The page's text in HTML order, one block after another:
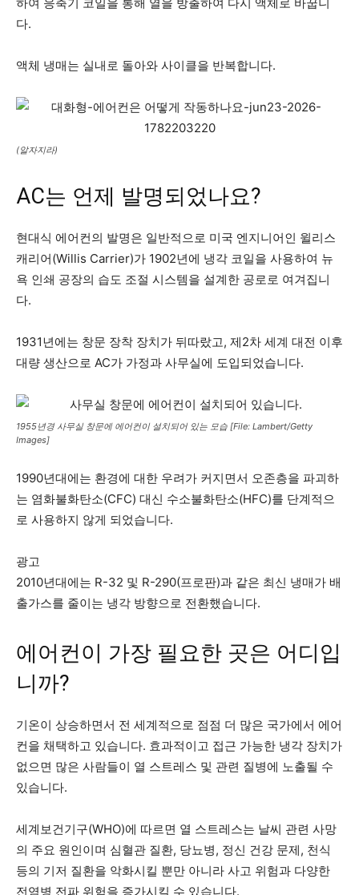
다.
액체 냉매는 실내로 돌아와 사이클을 반복합니다.
(알자지라)
AC는 언제 발명되었나요?
현대식 에어컨의 발명은 일반적으로 미국 엔지니어인 윌리스
캐리어(Willis Carrier)가 1902년에 냉각 코일을 사용하여 뉴
욕 인쇄 공장의 습도 조절 시스템을 설계한 공로로 여겨집니
다.
1931년에는 창문 장착 장치가 뒤따랐고, 제2차 세계 대전 이후
대량 생산으로 AC가 가정과 사무실에 도입되었습니다.
1955년경 사무실 창문에 에어컨이 설치되어 있는 모습 [File: Lambert/Getty
Images]
1990년대에는 환경에 대한 우려가 커지면서 오존층을 파괴하
는 염화불화탄소(CFC) 대신 수소불화탄소(HFC)를 단계적으
로 사용하지 않게 되었습니다.
광고
2010년대에는 R-32 및 R-290(프로판)과 같은 최신 냉매가 배
출가스를 줄이는 냉각 방향으로 전환했습니다.
에어컨이 가장 필요한 곳은 어디입
니까?
기온이 상승하면서 전 세계적으로 점점 더 많은 국가에서 에어
컨을 채택하고 있습니다. 효과적이고 접근 가능한 냉각 장치가
없으면 많은 사람들이 열 스트레스 및 관련 질병에 노출될 수
있습니다.
세계보건기구(WHO)에 따르면 열 스트레스는 날씨 관련 사망
의 주요 원인이며 심혈관 질환, 당뇨병, 정신 건강 문제, 천식
등의 기저 질환을 악화시킬 뿐만 아니라 사고 위험과 다양한
전염병 전파 위험을 증가시킬 수 있습니다.